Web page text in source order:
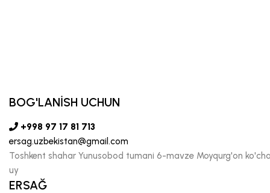
BOG'LANİSH UCHUN
+998 97 17 81 713
ersag.uzbekistan@gmail.com
Toshkent shahar Yunusobod tumani 6-mavze Moyqurg'on
uy
ERSAĞ